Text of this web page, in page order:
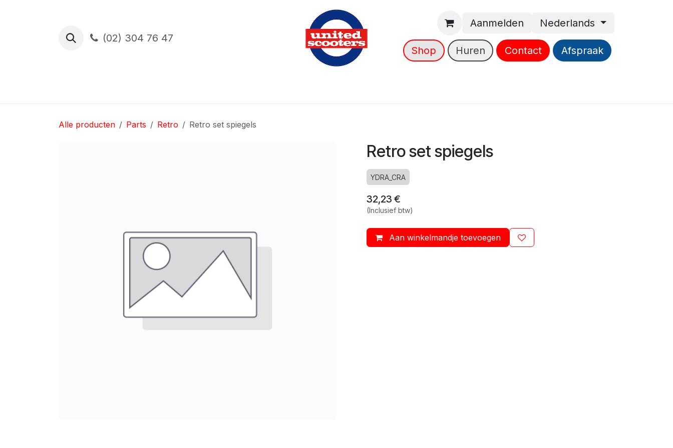
(02) 304 76 47
Aanmelden Nederlands
Shop Huren Contact Afspraak
Alle producten Parts Retro Retro set spiegels
Retro set spiegels
YDRA_CRA
32,23 €
(Inclusief btw)
Aan winkelmandje toevoegen